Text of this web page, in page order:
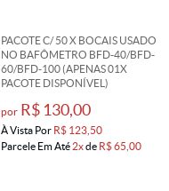
PACOTE C/ 50 X BOCAIS USADO
NO BAFÔMETRO BFD-40/BFD-
60/BFD-100 (APENAS 01X
PACOTE DISPONÍVEL)
por R$ 130,00
À Vista Por R$ 123,50
Parcele Em Até 2xde R$ 65,00